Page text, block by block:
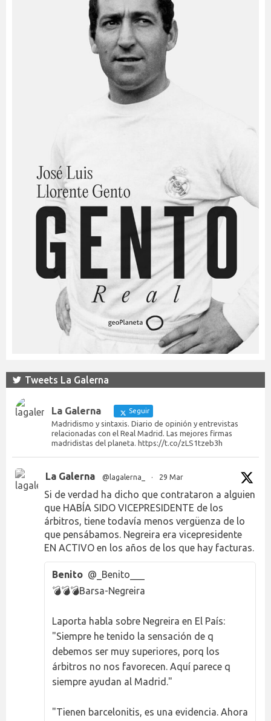
Tweets La Galerna
La Galerna Seguir
Madridismo y sintaxis. Diario de opinión y entrevistas
relacionadas con el Real Madrid. Las mejores firmas
madridistas del planeta. https://t.co/zLS1tzeb3h
La Galerna @lagalerna_ · 29 Mar
Si de verdad ha dicho que contrataron a alguien
que HABÍA SIDO VICEPRESIDENTE de los
árbitros, tiene todavía menos vergüenza de lo
que pensábamos. Negreira era vicepresidente
EN ACTIVO en los años de los que hay facturas.
Benito @_Benito___
💣💣💣Barsa-Negreira
Laporta habla sobre Negreira en El País:
"Siempre he tenido la sensación de q
debemos ser muy superiores, porq los
árbitros no nos favorecen. Aquí parece q
siempre ayudan al Madrid."
"Tienen barcelonitis, es una evidencia. Ahora